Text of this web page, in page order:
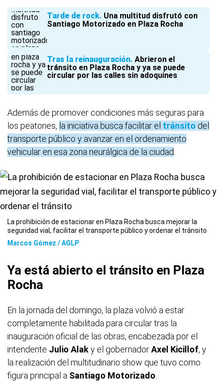
Tarde de rock Una multitud disfrutó con
Santiago Motorizado en Plaza Rocha
Tras la reinauguración Abrieron el
tránsito en Plaza Rocha y ya se puede
circular por las calles sin adoquines
Además de promover condiciones más seguras para
los peatones, la iniciativa busca facilitar el tránsito del
transporte público y avanzar en el ordenamiento
vehicular en esa zona neurálgica de la ciudad
La prohibición de estacionar en Plaza Rocha busca mejorar la
seguridad vial, facilitar el transporte público y ordenar el tránsito
Marcos Gómez / AGLP
Ya está abierto el tránsito en Plaza
Rocha
En la jornada del domingo, la plaza volvió a estar
completamente habilitada para circular tras la
inauguración oficial de las obras, encabezada por el
intendente Julio Alaky el gobernadorAxel Kicillof, y
la realización del multitudinario show que tuvo como
figura principal a Santiago Motorizado